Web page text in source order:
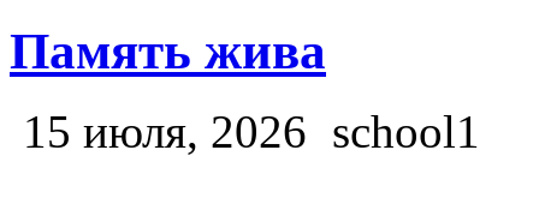
Память жива
15 июля, 2026 school1